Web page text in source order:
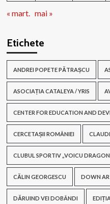
« mart. mai »
Etichete
ANDREI POPETE PĂTRAȘCU
ASOCIAȚIA CATALEYA / YRIS
CENTER FOR EDUCATION AND
CERCETAȘII ROMÂNIEI
CLUBUL SPORTIV „VOICU
CĂLIN GEORGESCU DOWN
DĂRUIND VEI DOBÂNDI